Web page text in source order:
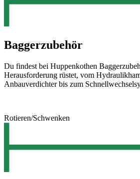
Baggerzubehör
Du findest bei Huppenkothen
Herausforderung rüstet, vom
Anbauverdichter bis zum
Rotieren/Schwenken